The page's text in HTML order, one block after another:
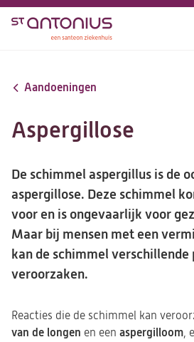
Overslaan
inhoud
Aandoeningen
Aspergillose
De schimmel aspergillus is de
aspergillose. Deze schimmel
voor en is ongevaarlijk voor
Maar bij mensen met een
kan de schimmel verschillende
veroorzaken.
Reacties die de schimmel kan
van de longen en een aspergilloom,